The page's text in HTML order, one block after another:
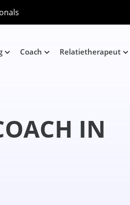
Coach Relatietherapeut
IN